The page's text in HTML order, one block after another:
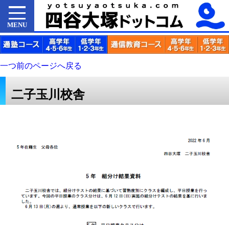
MENU
一つ前のページへ戻る
二子玉川校舎